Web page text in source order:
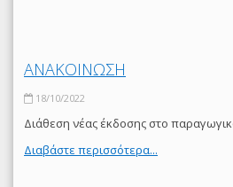
ΑΝΑΚΟΙΝΩΣΗ
18/10/2022
Διάθεση νέας έκδοσης στο
Διαβάστε περισσότερα...